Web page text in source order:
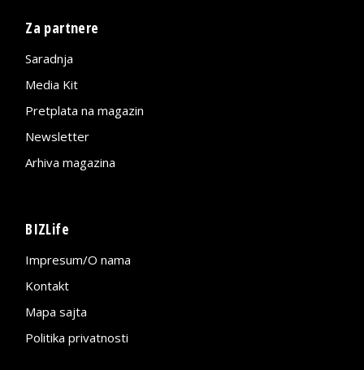
Za partnere
Saradnja
Media Kit
Pretplata na magazin
Newsletter
Arhiva magazina
BIZLife
Impresum/O nama
Kontakt
Mapa sajta
Politika privatnosti